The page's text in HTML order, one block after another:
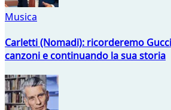
Musica
Carletti (Nomadi): ricorderemo
canzoni e continuando la sua storia